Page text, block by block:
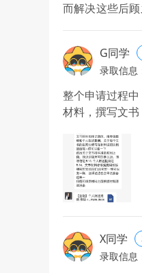
而解决这些后
的面试中脱颖
我妥善处理行政
G同学
录取信息
整个申请过程
材料，撰写文
X同学
录取信息